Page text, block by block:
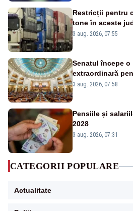
Restricții pentru
tone în aceste
este interzisă
3 aug. 2026, 07:55
Senatul începe
extraordinară
jaloane din PNRR
3 aug. 2026, 07:58
Pensiile și
2028
3 aug. 2026, 07:31
CATEGORII POPULARE
Actualitate